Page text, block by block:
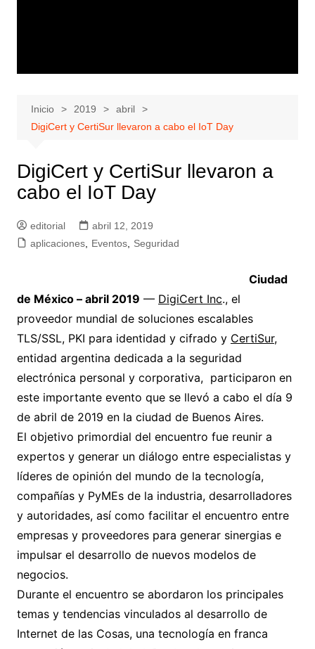
Inicio 2019
abril
DigiCert y CertiSur llevaron a cabo el IoT Day
DigiCert y CertiSur llevaron a
cabo el IoT Day
editorial
abril 12, 2019
aplicaciones, Eventos, Seguridad
Ciudad
de México – abril 2019 — DigiCert Inc., el
proveedor mundial de soluciones escalables
TLS/SSL, PKI para identidad y cifrado y CertiSur,
entidad argentina dedicada a la seguridad
electrónica personal y corporativa, participaron en
este importante evento que se llevó a cabo el día 9
de abril de 2019 en la ciudad de Buenos Aires.
El objetivo primordial del encuentro fue reunir a
expertos y generar un diálogo entre especialistas y
líderes de opinión del mundo de la tecnología,
compañías y PyMEs de la industria, desarrolladores
y autoridades, así como facilitar el encuentro entre
empresas y proveedores para generar sinergias e
impulsar el desarrollo de nuevos modelos de
negocios.
Durante el encuentro se abordaron los principales
temas y tendencias vinculados al desarrollo de
Internet de las Cosas, una tecnología en franca